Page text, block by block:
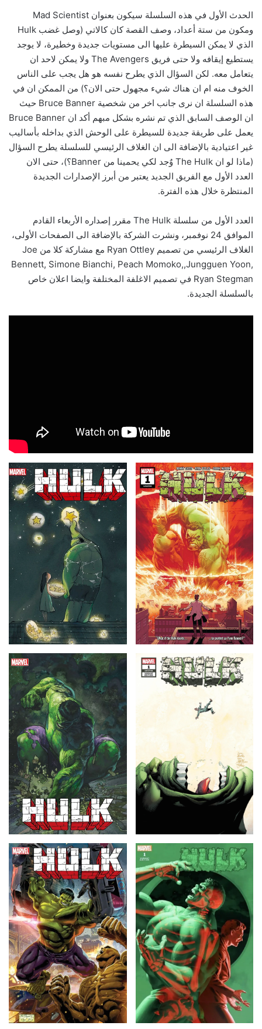
الحدث الأول في هذه السلسلة سيكون بعنوان Mad Scientist
ومكون من ستة أعداد، وصف القصة كان كالاتي (وصل غضب Hulk
الذي لا يمكن السيطرة عليها الى مستويات جديدة وخطيرة، لا يوجد
يستطيع إيقافه ولا حتى فريق The Avengers ولا يمكن لاحد ان
يتعامل معه. لكن السؤال الذي يطرح نفسه هو هل يجب على الناس
الخوف منه ام ان هناك شيء مجهول حتى الان؟) من الممكن ان في
هذه السلسلة ان نرى جانب اخر من شخصية Bruce Banner حيث
ان الوصف السابق الذي تم نشره بشكل مبهم أكد ان Bruce Banner
يعمل على طريقة جديدة للسيطرة على الوحش الذي بداخله بأساليب
غير اعتيادية بالإضافة الى ان الغلاف الرئيسي للسلسلة يطرح السؤال
(ماذا لو ان The Hulk وٌجد لكي يحمينا من Banner؟)، حتى الان
العدد الأول مع الفريق الجديد يعتبر من أبرز الإصدارات الجديدة
المنتظرة خلال هذه الفترة.
العدد الأول من سلسلة The Hulk مقرر إصداره الأربعاء القادم
الموافق 24 نوفمبر، ونشرت الشركة بالإضافة الى الصفحات الأولى،
الغلاف الرئيسي من تصميم Ryan Ottley مع مشاركة كلا من Joe
Bennett, Simone Bianchi, Peach Momoko,,Jungguen Yoon,
Ryan Stegman في تصميم الاغلفة المختلفة وايضا اعلان خاص
بالسلسلة الجديدة.